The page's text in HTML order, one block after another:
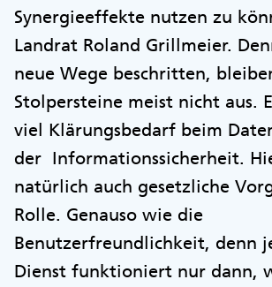
Synergieeffekte nutzen zu
Landrat Roland Grillmeier.
neue Wege beschritten,
Stolpersteine meist nicht aus.
viel Klärungsbedarf beim
der Informationssicherheit.
natürlich auch gesetzliche
Rolle. Genauso wie die
Benutzerfreundlichkeit, denn
Dienst funktioniert nur dann,